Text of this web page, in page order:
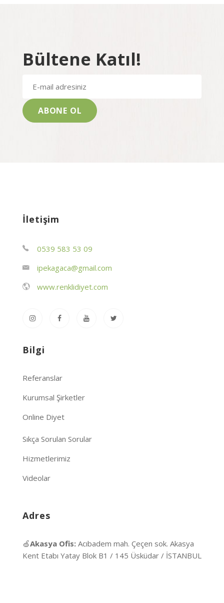
Bültene Katıl!
İletişim
0539 583 53 09
ipekagaca@gmail.com
www.renklidiyet.com
Bilgi
Referanslar
Kurumsal Şirketler
Online Diyet
Sıkça Sorulan Sorular
Hizmetlerimiz
Videolar
Adres
🍏Akasya Ofis: Acıbadem mah. Çeçen sok. Akasya
Kent Etabı Yatay Blok B1 / 145 Üsküdar / İSTANBUL